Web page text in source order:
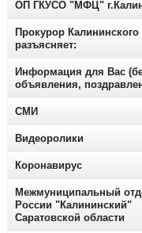
ОП ГКУСО "МФЦ"
Прокурор Калининского
разъясняет:
Информация для Вас
объявления,
СМИ
Видеоролики
Коронавирус
Межмуниципальный
России "Калининский"
Саратовской области